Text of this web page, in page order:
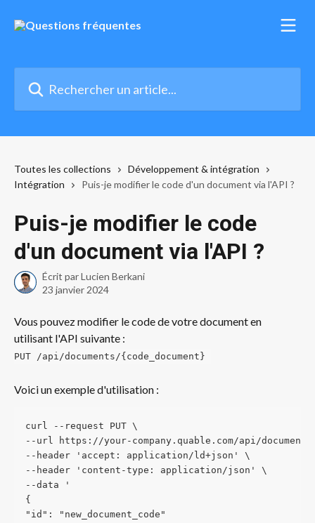
Toutes les collections
Développement & intégration
Intégration
Puis-je modifier le code d'un document via l'API ?
Puis-je modifier le code
d'un document via l'API ?
Écrit parLucien Berkani
23 janvier 2024
Vous pouvez modifier le code de votre document en
utilisant l'API suivante :
PUT /api/documents/{code_document}
Voici un exemple d'utilisation :
curl --request PUT \
--url https://your-company.quable.com/api/
--header 'accept: application/ld+json' \
--header 'content-type: application/json' \
--data '
{
"id": "new_document_code"